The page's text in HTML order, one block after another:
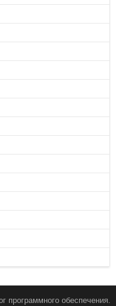
программного обеспечения.